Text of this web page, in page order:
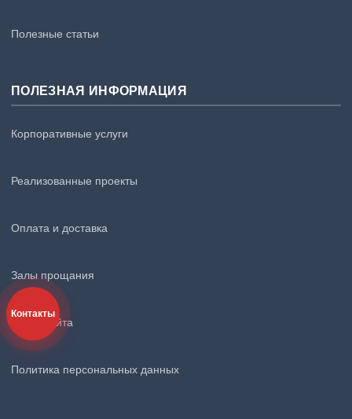
Полезные статьи
ПОЛЕЗНАЯ ИНФОРМАЦИЯ
Корпоративные услуги
Реализованные проекты
Оплата и доставка
Залы прощания
Карта сайта
Политика персональных данных
Контакты